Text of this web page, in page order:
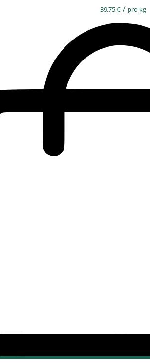
39,75€ / pro kg